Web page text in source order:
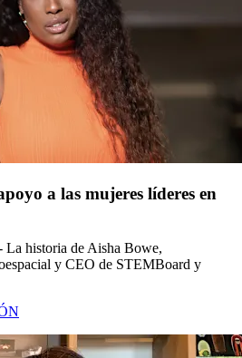
a las mujeres líderes en
La historia de Aisha Bowe,
y CEO de STEMBoard y